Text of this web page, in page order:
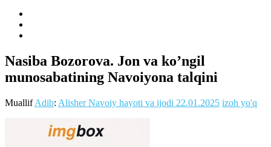
Nasiba Bozorova. Jon va ko’ngil
munosabatining Navoiyona talqini
MuallifAdib: Alisher Navoiy hayoti va ijodi 22.01.2025 izoh yo'q